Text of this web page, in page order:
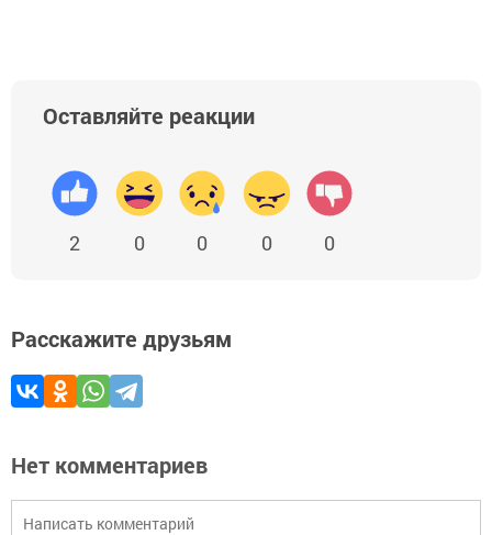
Оставляйте реакции
2 0 0 0 0
Расскажите друзьям
Нет комментариев